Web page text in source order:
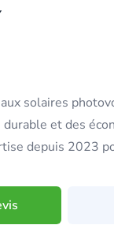
solaires
et des
depuis 2023